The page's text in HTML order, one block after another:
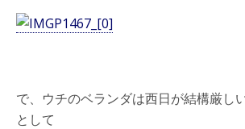
で、ウチのベランダは西日が結構厳し
として